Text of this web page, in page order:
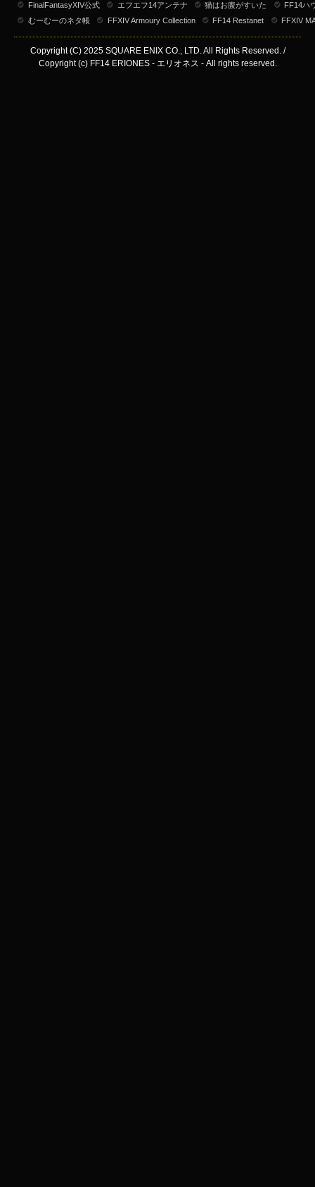
FinalFantasyXIV公式 エフエフ14アンテナ 猫はお腹がすいた
FF14ハ
むーむーのネタ帳
FFXIV Armoury Collection FF14 Restanet FFXIV
Copyright (C) 2025 SQUARE ENIX CO., LTD. All Rights Reserved. /
Copyright (c) FF14 ERIONES - エリオネス - All rights reserved.